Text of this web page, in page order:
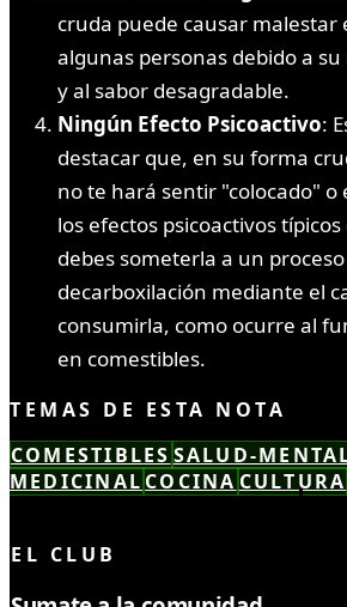
cruda puede causar malestar
algunas personas debido a
y al sabor desagradable.
Ningún Efecto Psicoactivo:
destacar que, en su forma
no te hará sentir "colocado" o
los efectos psicoactivos
debes someterla a un
decarboxilación mediante el
consumirla, como ocurre al
en comestibles.
TEMAS DE ESTA NOTA
COMESTIBLES SALUD-
MEDICINAL COCINA CULTURA
EL CLUB